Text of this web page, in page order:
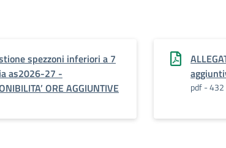
spezzoni inferiori a 7
as2026-27 -
ORE AGGIUNTIVE
pdf - 432